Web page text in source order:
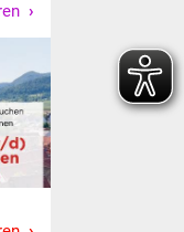
Jugendliche
und Integration